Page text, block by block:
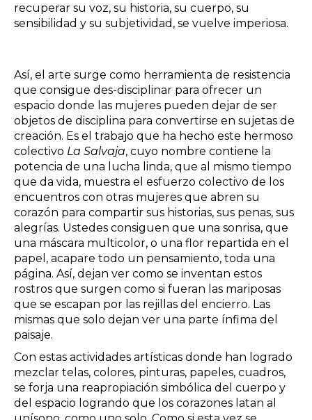
recuperar su voz, su historia, su cuerpo, su
sensibilidad y su subjetividad, se vuelve imperiosa.
Así, el arte surge como herramienta de resistencia
que consigue des-disciplinar para ofrecer un
espacio donde las mujeres pueden dejar de ser
objetos de disciplina para convertirse en sujetas de
creación. Es el trabajo que ha hecho este hermoso
colectivo La Salvaja, cuyo nombre contiene la
potencia de una lucha linda, que al mismo tiempo
que da vida, muestra el esfuerzo colectivo de los
encuentros con otras mujeres que abren su
corazón para compartir sus historias, sus penas, sus
alegrías. Ustedes consiguen que una sonrisa, que
una máscara multicolor, o una flor repartida en el
papel, acapare todo un pensamiento, toda una
página. Así, dejan ver como se inventan estos
rostros que surgen como si fueran las mariposas
que se escapan por las rejillas del encierro. Las
mismas que solo dejan ver una parte ínfima del
paisaje.
Con estas actividades artísticas donde han logrado
mezclar telas, colores, pinturas, papeles, cuadros,
se forja una reapropiación simbólica del cuerpo y
del espacio logrando que los corazones latan al